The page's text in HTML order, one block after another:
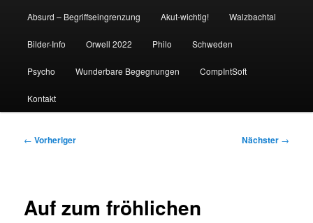
Absurd – Begriffseingrenzung Akut-wichtig! Walzbachtal
Bilder-Info Orwell 2022 Philo Schweden
Psycho Wunderbare Begegnungen CompIntSoft
Kontakt
Beitragsnavigation
← Vorheriger Nächster →
Auf zum fröhlichen